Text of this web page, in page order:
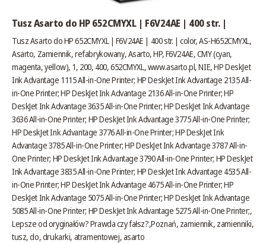
Tusz Asarto do HP 652CMYXL | F6V24AE | 400 str. |
Tusz Asarto do HP 652CMYXL | F6V24AE | 400 str. | color, AS-H652CMYXL,
Asarto, Zamiennik, refabrykowany, Asarto, HP, F6V24AE, CMY (cyan,
magenta, yellow), 1, 200, 400, 652CMYXL,www.asarto.pl, NIE, HP DeskJet
Ink Advantage 1115 All-in-One Printer; HP DeskJet Ink Advantage 2135 All-
in-One Printer; HP DeskJet Ink Advantage 2136 All-in-One Printer; HP
DeskJet Ink Advantage 3635 All-in-One Printer; HP DeskJet Ink Advantage
3636 All-in-One Printer; HP DeskJet Ink Advantage 3775 All-in-One Printer;
HP DeskJet Ink Advantage 3776 All-in-One Printer; HP DeskJet Ink
Advantage 3785 All-in-One Printer; HP DeskJet Ink Advantage 3787 All-in-
One Printer; HP DeskJet Ink Advantage 3790 All-in-One Printer; HP DeskJet
Ink Advantage 3835 All-in-One Printer; HP DeskJet Ink Advantage 4535 All-
in-One Printer; HP DeskJet Ink Advantage 4675 All-in-One Printer; HP
DeskJet Ink Advantage 5075 All-in-One Printer; HP DeskJet Ink Advantage
5085 All-in-One Printer; HP DeskJet Ink Advantage 5275 All-in-One Printer;,
Lepsze od oryginałów? Prawda czy fałsz?,Poznań, zamiennik, zamienniki,
tusz, do, drukarki, atramentowej, asarto